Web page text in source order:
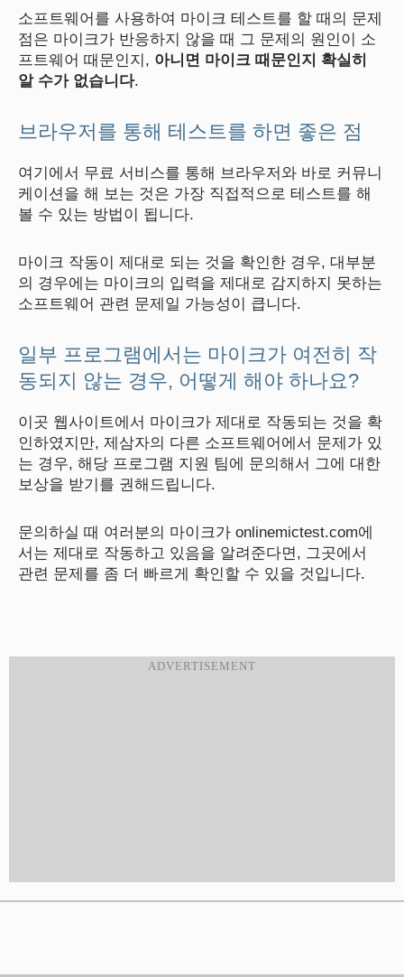
소프트웨어를 사용하여 마이크 테스트를 할 때의 문제
점은 마이크가 반응하지 않을 때 그 문제의 원인이 소
프트웨어 때문인지, 아니면 마이크 때문인지 확실히
알 수가 없습니다.
브라우저를 통해 테스트를 하면 좋은 점
여기에서 무료 서비스를 통해 브라우저와 바로 커뮤니
케이션을 해 보는 것은 가장 직접적으로 테스트를 해
볼 수 있는 방법이 됩니다.
마이크 작동이 제대로 되는 것을 확인한 경우, 대부분
의 경우에는 마이크의 입력을 제대로 감지하지 못하는
소프트웨어 관련 문제일 가능성이 큽니다.
일부 프로그램에서는 마이크가 여전히 작
동되지 않는 경우, 어떻게 해야 하나요?
이곳 웹사이트에서 마이크가 제대로 작동되는 것을 확
인하였지만, 제삼자의 다른 소프트웨어에서 문제가 있
는 경우, 해당 프로그램 지원 팀에 문의해서 그에 대한
보상을 받기를 권해드립니다.
문의하실 때 여러분의 마이크가 onlinemictest.com에
서는 제대로 작동하고 있음을 알려준다면, 그곳에서
관련 문제를 좀 더 빠르게 확인할 수 있을 것입니다.